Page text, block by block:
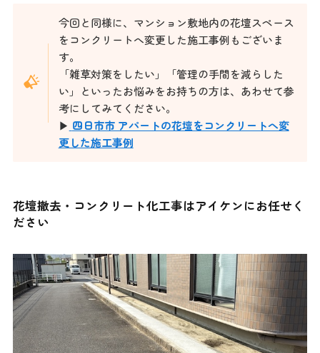
今回と同様に、マンション敷地内の花壇スペース
をコンクリートへ変更した施工事例もございま
す。
「雑草対策をしたい」「管理の手間を減らした
い」といったお悩みをお持ちの方は、あわせて参
考にしてみてください。
▶ 四日市市 アパートの花壇をコンクリートへ変
更した施工事例
花壇撤去・コンクリート化工事はアイケンにお任せく
ださい